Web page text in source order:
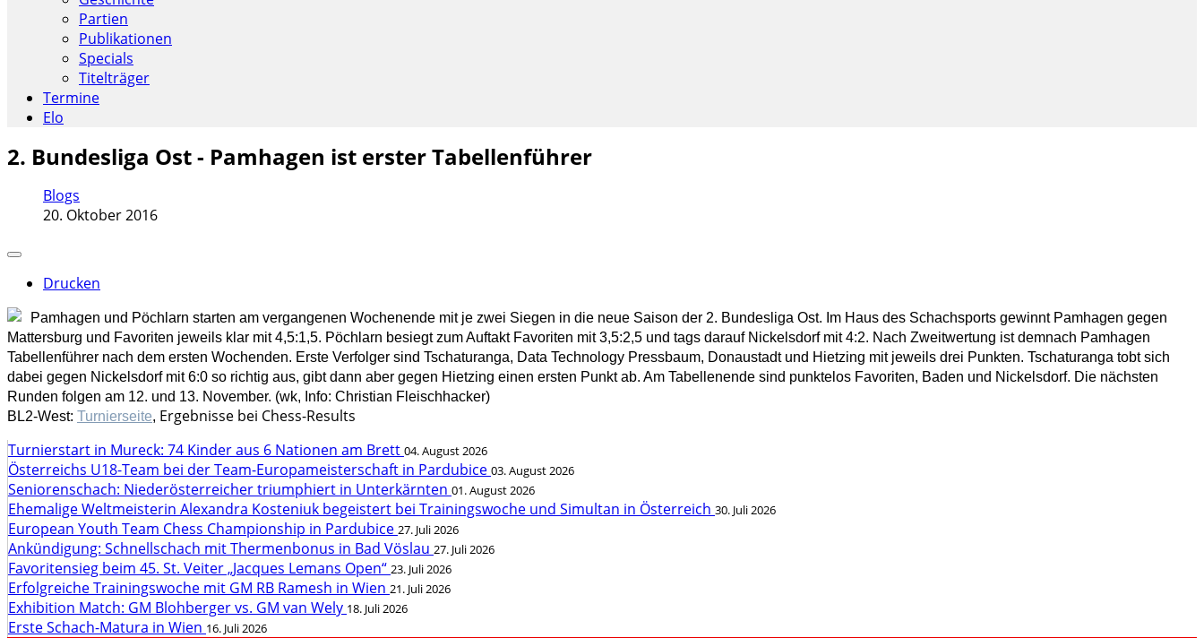
Partien
Publikationen
Specials
Titelträger
Termine
Elo
2. Bundesliga Ost - Pamhagen ist erster Tabellenführer
Blogs
20. Oktober 2016
Drucken
Pamhagen und Pöchlarn starten am vergangenen Wochenende mit je zwei Siegen in die neue Saison der 2. Bundesliga Ost. Im Haus des Schachsports gewinnt Pamhagen gegen
Mattersburg und Favoriten jeweils klar mit 4,5:1,5. Pöchlarn besiegt zum Auftakt Favoriten mit 3,5:2,5 und tags darauf Nickelsdorf mit 4:2. Nach Zweitwertung ist demnach Pamhagen
Tabellenführer nach dem ersten Wochenden. Erste Verfolger sind Tschaturanga, Data Technology Pressbaum, Donaustadt und Hietzing mit jeweils drei Punkten. Tschaturanga tobt sich
dabei gegen Nickelsdorf mit 6:0 so richtig aus, gibt dann aber gegen Hietzing einen ersten Punkt ab. Am Tabellenende sind punktelos Favoriten, Baden und Nickelsdorf. Die nächsten
Runden folgen am 12. und 13. November. (wk, Info: Christian Fleischhacker)
BL2-West: Turnierseite, Ergebnisse bei Chess-Results
Turnierstart in Mureck: 74 Kinder aus 6 Nationen am Brett 04. August 2026
Österreichs U18-Team bei der Team-Europameisterschaft in Pardubice 03. August 2026
Seniorenschach: Niederösterreicher triumphiert in Unterkärnten 01. August 2026
Ehemalige Weltmeisterin Alexandra Kosteniuk begeistert bei Trainingswoche und Simultan in Österreich 30. Juli 2026
European Youth Team Chess Championship in Pardubice 27. Juli 2026
Ankündigung: Schnellschach mit Thermenbonus in Bad Vöslau 27. Juli 2026
Favoritensieg beim 45. St. Veiter „Jacques Lemans Open“ 23. Juli 2026
Erfolgreiche Trainingswoche mit GM RB Ramesh in Wien 21. Juli 2026
Exhibition Match: GM Blohberger vs. GM van Wely 18. Juli 2026
Erste Schach-Matura in Wien 16. Juli 2026